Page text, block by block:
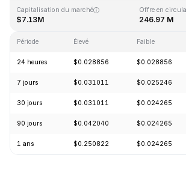
Capitalisation du marché
$7.13M
Offre en
246.97 M
Période Élevé Faible
24 heures $0.028856 $0.028856
7 jours $0.031011 $0.025246
30 jours $0.031011 $0.024265
90 jours $0.042040 $0.024265
1 ans $0.250822 $0.024265